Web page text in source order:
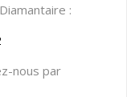
:
nous par